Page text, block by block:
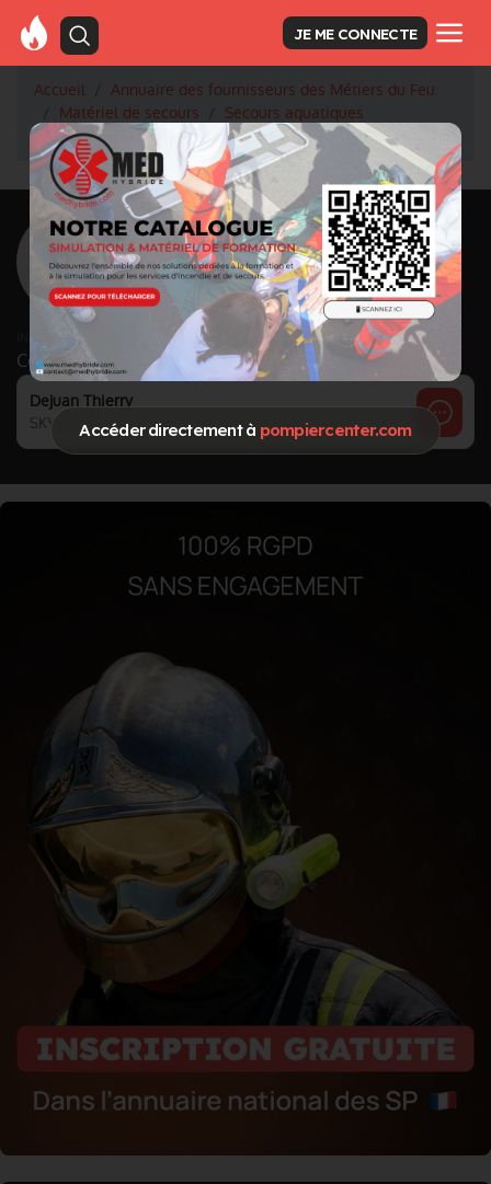
Accéder directement à pompiercenter.com
JE ME CONNECTE
Accueil
Annuaire des fournisseurs des Métiers du Feu
Matériel de secours
Secours aquatiques
SKYBOATS
<Retour à la liste des fournisseurs
SKYBOATS
Activité principale
Secours aquatiques
INFORMATIONS MISES À JOUR LE 19 JANUARY
Cette page est gérée par :
Dejuan Thierry
SKYBOATS